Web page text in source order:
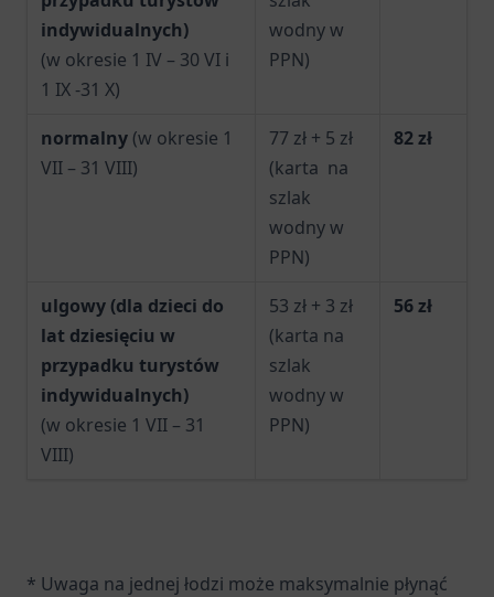
indywidualnych)
(w okresie 1 IV – 30 VI i
1 IX -31 X)
wodny w
PPN)
normalny (w okresie 1
VII – 31 VIII)
77 zł + 5 zł
(karta na
szlak
wodny w
PPN)
82 zł
ulgowy (dla dzieci do
lat dziesięciu w
przypadku turystów
indywidualnych)
(w okresie 1 VII – 31
VIII)
53 zł + 3 zł
(karta na
szlak
wodny w
PPN)
56 zł
* Uwaga na jednej łodzi może maksymalnie płynąć